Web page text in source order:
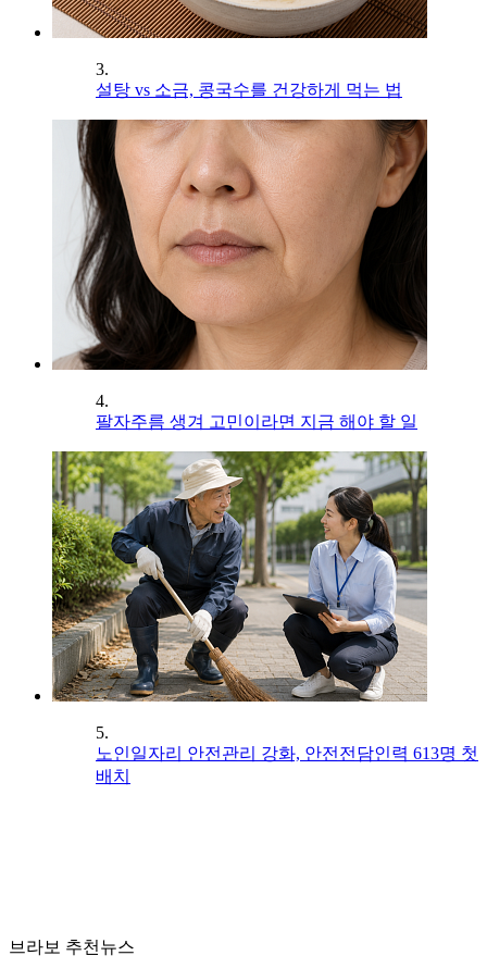
3.
설탕 vs 소금, 콩국수를 건강하게 먹는 법
4.
팔자주름 생겨 고민이라면 지금 해야 할 일
5.
노인일자리 안전관리 강화, 안전전담인력 613명 첫
배치
브라보 추천뉴스